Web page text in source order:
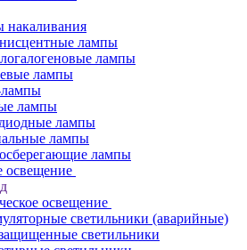
накаливания
лампы
лампы
лампы
лампы
лампы
лампы
лампы
лампы
освещение
освещение
светильники (аварийные)
светильники